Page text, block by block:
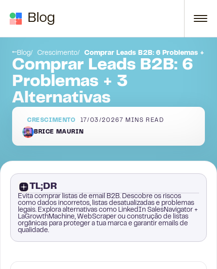
Blog
Blog Crescimento Comprar Leads B2B: 6 Problemas + 3
Comprar Leads B2B: 6
Problemas + 3
Alternativas
CRESCIMENTO 17/03/2026 7 MINS READ
BRICE MAURIN
TL;DR
Evita comprar listas de email B2B. Descobre os riscos
como dados incorretos, listas desatualizadas e problemas
legais. Explora alternativas como LinkedIn SalesNavigator +
LaGrowthMachine, WebScraper ou construção de listas
orgânicas para proteger a tua marca e garantir emails de
qualidade.